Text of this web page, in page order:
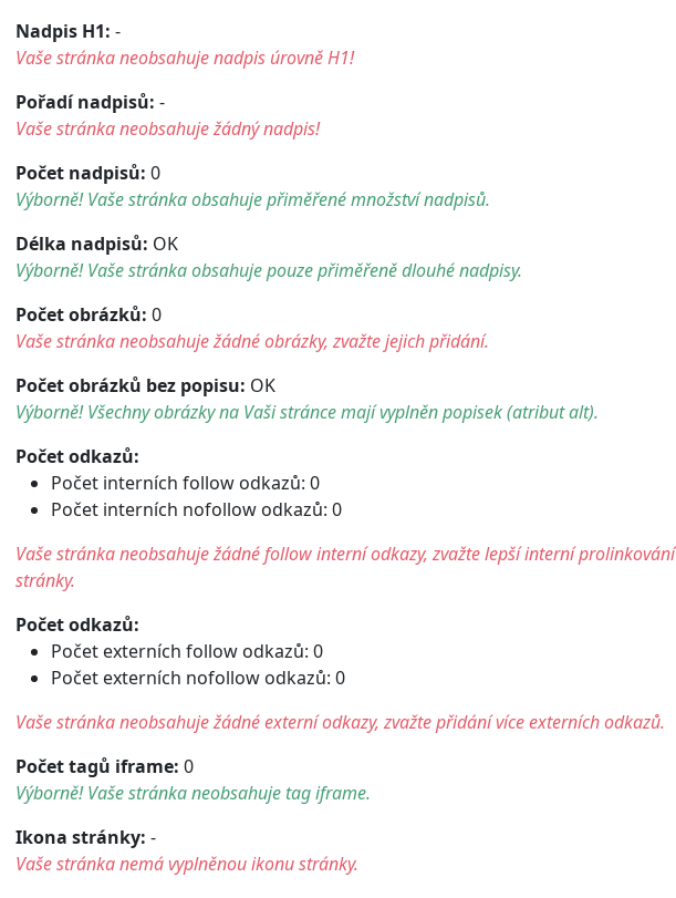
Nadpis H1: -
Vaše stránka neobsahuje nadpis úrovně H1!
Pořadí nadpisů: -
Vaše stránka neobsahuje žádný nadpis!
Počet nadpisů: 0
Výborně! Vaše stránka obsahuje přiměřené množství nadpisů.
Délka nadpisů: OK
Výborně! Vaše stránka obsahuje pouze přiměřeně dlouhé nadpisy.
Počet obrázků: 0
Vaše stránka neobsahuje žádné obrázky, zvažte jejich přidání.
Počet obrázků bez popisu: OK
Výborně! Všechny obrázky na Vaši stránce mají vyplněn popisek (atribut alt).
Počet odkazů:
Počet interních follow odkazů: 0
Počet interních nofollow odkazů: 0
Vaše stránka neobsahuje žádné follow interní odkazy, zvažte lepší interní prolinkování
stránky.
Počet odkazů:
Počet externích follow odkazů: 0
Počet externích nofollow odkazů: 0
Vaše stránka neobsahuje žádné externí odkazy, zvažte přidání více externích odkazů.
Počet tagů iframe: 0
Výborně! Vaše stránka neobsahuje tag iframe.
Ikona stránky: -
Vaše stránka nemá vyplněnou ikonu stránky.